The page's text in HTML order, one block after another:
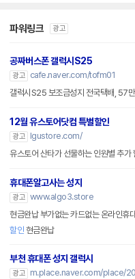
파워링크 광고
공짜버스폰 갤럭시S25
광고
cafe.naver.com/tofm01
갤럭시S25 보조금성지 전국택배, 57
12월 유스토어닷컴 특별할인
광고
lgustore.com/
유스토어 산타가 선물하는 인원별 추가
휴대폰알고사는 성지
광고 www.algo3.store
현금완납 부가없는 카드없는 온라인휴
할인 현금완납
부천 휴대폰 성지 갤럭시
광고
m.place.naver.com/place/